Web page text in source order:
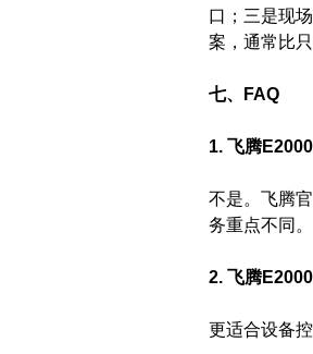
口；三是现
案，通常比
七、FAQ
1. 飞腾
不是。飞腾
务重点不同。
2. 飞腾
更适合设备